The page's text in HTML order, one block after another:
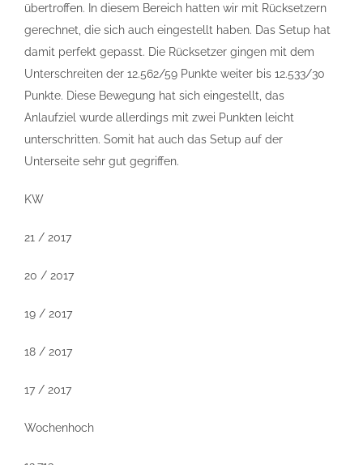
übertroffen. In diesem Bereich hatten wir mit Rücksetzern
gerechnet, die sich auch eingestellt haben. Das Setup hat
damit perfekt gepasst. Die Rücksetzer gingen mit dem
Unterschreiten der 12.562/59 Punkte weiter bis 12.533/30
Punkte. Diese Bewegung hat sich eingestellt, das
Anlaufziel wurde allerdings mit zwei Punkten leicht
unterschritten. Somit hat auch das Setup auf der
Unterseite sehr gut gegriffen.
KW
21 / 2017
20 / 2017
19 / 2017
18 / 2017
17 / 2017
Wochenhoch